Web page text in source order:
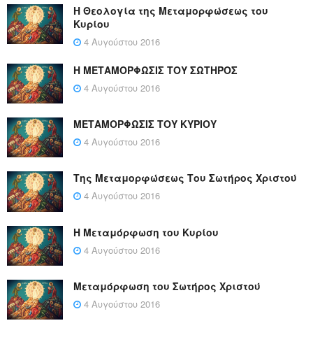
Η Θεολογία της Μεταμορφώσεως του
Κυρίου
4 Αυγούστου 2016
Η ΜΕΤΑΜΟΡΦΩΣΙΣ ΤΟΥ ΣΩΤΗΡΟΣ
4 Αυγούστου 2016
ΜΕΤΑΜΟΡΦΩΣΙΣ ΤΟΥ ΚΥΡΙΟΥ
4 Αυγούστου 2016
Της Μεταμορφώσεως Του Σωτήρος Χριστού
4 Αυγούστου 2016
Η Μεταμόρφωση του Κυρίου
4 Αυγούστου 2016
Μεταμόρφωση του Σωτήρος Χριστού
4 Αυγούστου 2016